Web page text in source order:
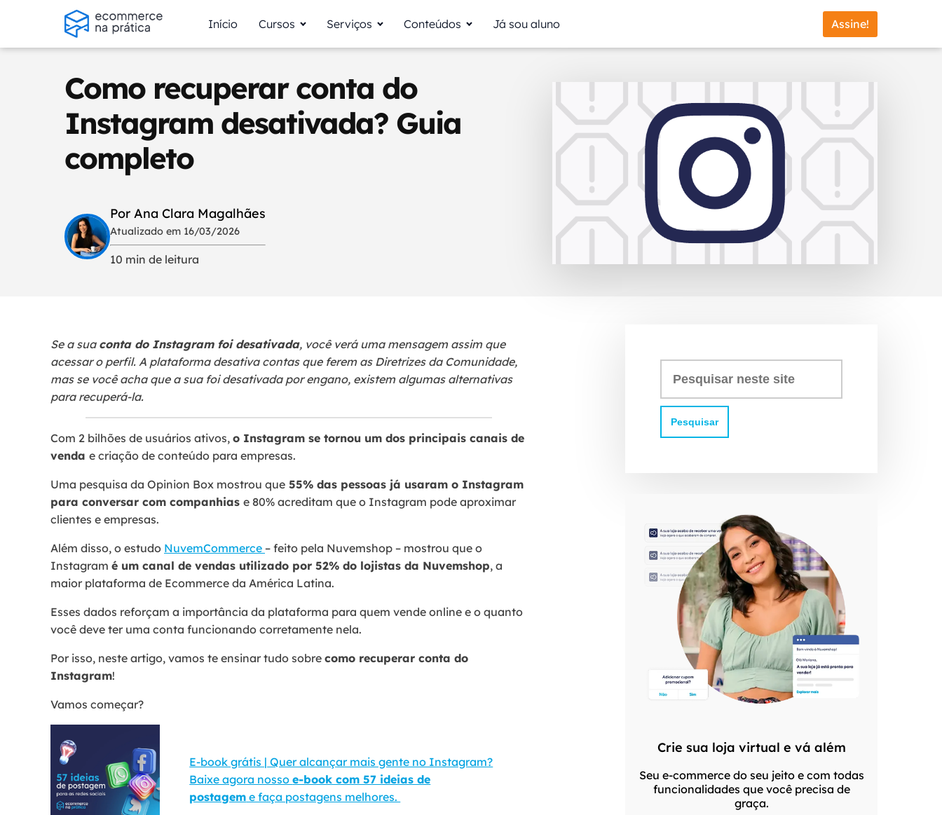
Início Cursos Serviços Conteúdos Já sou aluno Assine!
Como recuperar conta do
Instagram desativada? Guia
completo
Por Ana Clara Magalhães
Atualizado em 16/03/2026
10 min de leitura
Se a sua conta do Instagram foi desativada, você verá uma mensagem assim que
acessar o perfil. A plataforma desativa contas que ferem as Diretrizes da Comunidade,
mas se você acha que a sua foi desativada por engano, existem algumas alternativas
para recuperá-la.
Com 2 bilhões de usuários ativos, o Instagram se tornou um dos principais canais de
venda e criação de conteúdo para empresas.
Uma pesquisa da Opinion Box mostrou que 55% das pessoas já usaram o Instagram
para conversar com companhias e 80% acreditam que o Instagram pode aproximar
clientes e empresas.
Além disso, o estudo NuvemCommerce – feito pela Nuvemshop – mostrou que o
Instagram é um canal de vendas utilizado por 52% do lojistas da Nuvemshop, a
maior plataforma de Ecommerce da América Latina.
Esses dados reforçam a importância da plataforma para quem vende online e o quanto
você deve ter uma conta funcionando corretamente nela.
Por isso, neste artigo, vamos te ensinar tudo sobre como recuperar conta do
Instagram!
Vamos começar?
E-book grátis | Quer alcançar mais gente no Instagram?
Baixe agora nossoe-book com 57 ideias de
postagem e faça postagens melhores.
neste
site:
Crie sua loja virtual e vá além
Seu e-commerce do seu jeito e com todas
funcionalidades que você precisa de
graça.